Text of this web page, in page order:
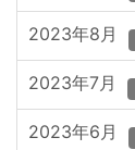
2023年8月
2023年7月
2023年6月